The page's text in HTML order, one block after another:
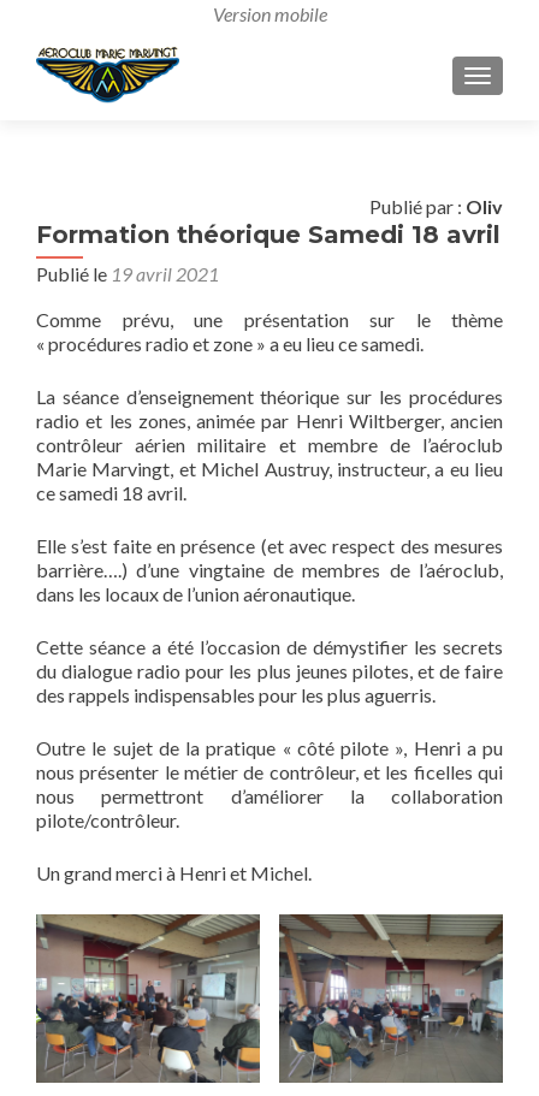
Publié par : Oliv
Formation théorique Samedi 18 avril
Publié le 19 avril 2021
Comme prévu, une présentation sur le thème
« procédures radio et zone » a eu lieu ce samedi.
La séance d’enseignement théorique sur les procédures
radio et les zones, animée par Henri Wiltberger, ancien
contrôleur aérien militaire et membre de l’aéroclub
Marie Marvingt, et Michel Austruy, instructeur, a eu lieu
ce samedi 18 avril.
Elle s’est faite en présence (et avec respect des mesures
barrière….) d’une vingtaine de membres de l’aéroclub,
dans les locaux de l’union aéronautique.
Cette séance a été l’occasion de démystifier les secrets
du dialogue radio pour les plus jeunes pilotes, et de faire
des rappels indispensables pour les plus aguerris.
Outre le sujet de la pratique « côté pilote », Henri a pu
nous présenter le métier de contrôleur, et les ficelles qui
nous permettront d’améliorer la collaboration
pilote/contrôleur.
Un grand merci à Henri et Michel.